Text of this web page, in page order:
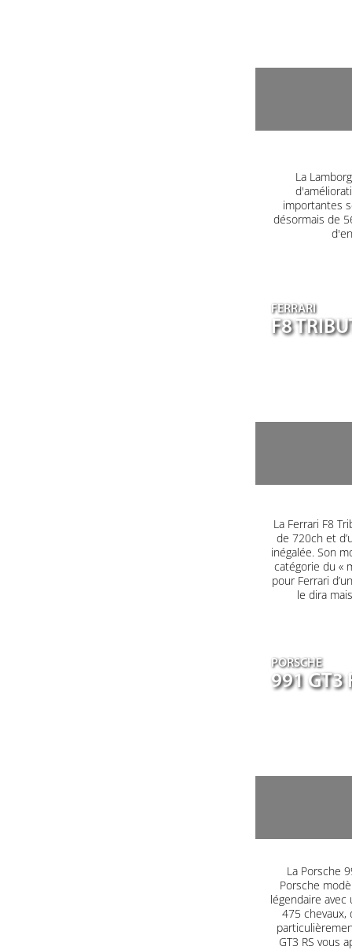
La
importantes
désormais de
FERRARI
F8
La Ferrari F8
de 720ch et
inégalée. Son
catégorie du «
pour Ferrari
le dira
PORSCHE
991 GT3
La Porsche
Porsche
légendaire
475
GT3 RS vous